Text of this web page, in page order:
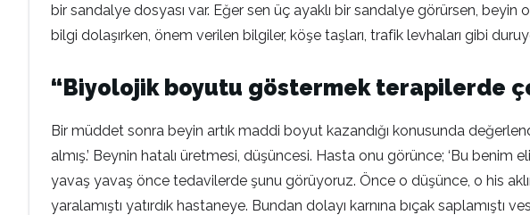
bir sandalye dosyası var. Eğer sen üç ayaklı bir sandalye görürsen,
bilgi dolaşırken, önem verilen bilgiler, köşe taşları, trafik levhaları gibi
“Biyolojik boyutu göstermek terapilerde
Bir müddet sonra beyin artık maddi boyut kazandığı konusunda
almış.’ Beynin hatalı üretmesi, düşüncesi. Hasta onu görünce; ‘Bu
yavaş yavaş önce tedavilerde şunu görüyoruz. Önce o düşünce, o his
yaralamıştı yatırdık hastaneye. Bundan dolayı karnına bıçak